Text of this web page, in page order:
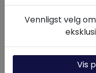
Hydraulikk-kalkulator
Kontakt oss
Vennligst velg
Vis